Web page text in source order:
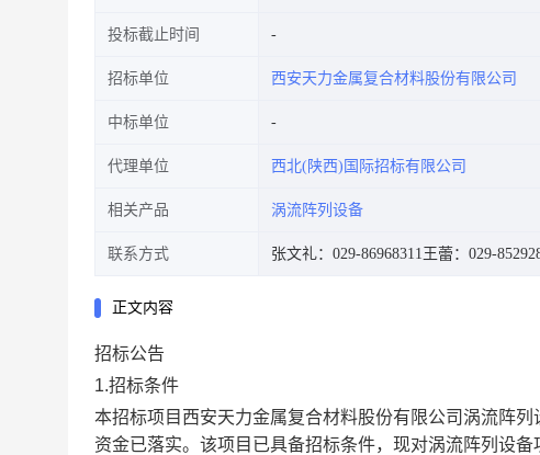
投标截止时间
招标单位 西安天力金属复合材料股份有限公司
中标单位
代理单位 西北(陕西)国际招标有限公司
相关产品 涡流阵列设备
联系方式 张文礼：029-86968311 王蕾：029-
正文内容
招标公告
1.招标条件
本招标项目 西安天力金属复合材料股份有限公司 涡流阵列
资金已落实。该项目已具备招标条件，现对涡流阵列设备